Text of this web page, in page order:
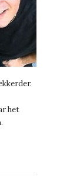
het